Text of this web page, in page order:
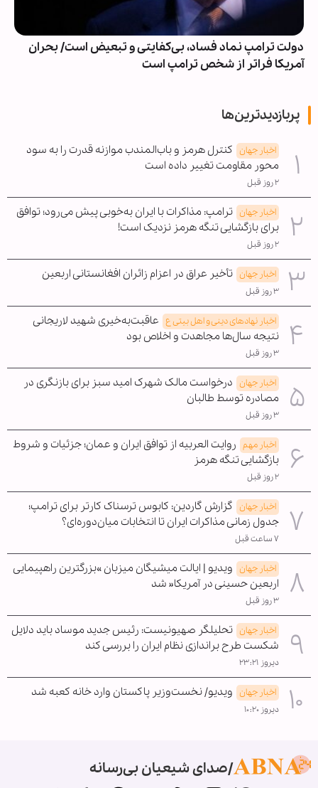
دولت ترامپ نماد فساد، بی‌کفایتی و تبعیض است/ بحران
آمریکا فراتر از شخص ترامپ است
پربازدیدترین‌ها
اخبار جهان کنترل هرمز و باب‌المندب موازنه قدرت را به سود
محور مقاومت تغییر داده است
۲ روز قبل
اخبار جهان ترامپ: مذاکرات با ایران به‌خوبی پیش می‌رود؛ توافق
برای بازگشایی تنگه هرمز نزدیک است!
۲ روز قبل
اخبار جهان تأخیر عراق در اعزام زائران افغانستانی اربعین
۳ روز قبل
اخبار نهادهای دینی و اهل بیتی ع عاقبت‌به‌خیری شهید لاریجانی
نتیجه سال‌ها مجاهدت و اخلاص بود
۳ روز قبل
اخبار جهان درخواست مالک شهرک امید سبز برای بازنگری در
مصادره توسط طالبان
۳ روز قبل
اخبار مهم روایت العربیه از توافق ایران و عمان؛ جزئیات و شروط
بازگشایی تنگه هرمز
۲ روز قبل
اخبار جهان گزارش گاردین: کابوس ترسناک کارتر برای ترامپ؛
جدول زمانی مذاکرات ایران تا انتخابات میان‌دوره‌ای؟
۷ ساعت قبل
اخبار جهان ویدیو | ایالت میشیگان میزبان »بزرگترین راهپیمایی
اربعین حسینی در آمریکا« شد
۳ روز قبل
اخبار جهان تحلیلگر صهیونیست: رئیس جدید موساد باید دلایل
شکست طرح براندازی نظام ایران را بررسی کند
دیروز ۲۳:۲۱
اخبار جهان ویدیو/ نخست‌وزیر پاکستان وارد خانه کعبه شد
دیروز ۱۰:۲۰
صدای شیعیان بی‌رسانه